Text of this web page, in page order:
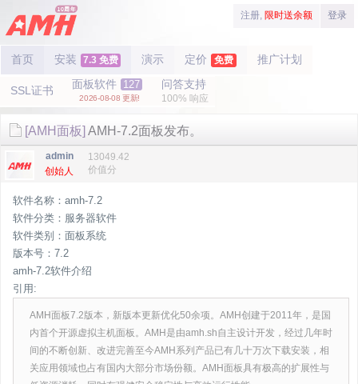
注册, 限时送余额 登录
首页 安装 7.3 免费 演示 定价 免费 推广计划
SSL证书 面板软件 127
2026-08-08 更新!
问答支持
100% 响应
[AMH面板] AMH-7.2面板发布。
admin
创始人
13049.42
价值分
软件名称：amh-7.2
软件分类：服务器软件
软件类别：面板系统
版本号：7.2
amh-7.2软件介绍
引用:
AMH面板7.2版本，新版本更新优化50余项。AMH创建于2011年，是国
内首个开源虚拟主机面板。AMH是由amh.sh自主设计开发，经过几年时
间的不断创新、改进完善至今AMH系列产品已有几十万次下载安装，相
关应用领域也占有国内大部分市场份额。AMH面板具有极高的扩展性与